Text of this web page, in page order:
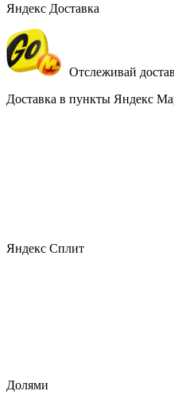
Яндекс Доставка
Отслеживай
Доставка в пункты Яндекс
Яндекс Сплит
Долями